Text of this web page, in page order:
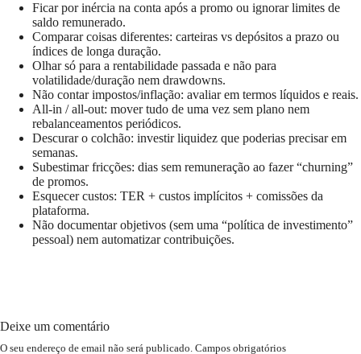
Ficar por inércia na conta após a promo ou ignorar limites de
saldo remunerado.
Comparar coisas diferentes: carteiras vs depósitos a prazo ou
índices de longa duração.
Olhar só para a rentabilidade passada e não para
volatilidade/duração nem drawdowns.
Não contar impostos/inflação: avaliar em termos líquidos e reais.
All-in / all-out: mover tudo de uma vez sem plano nem
rebalanceamentos periódicos.
Descurar o colchão: investir liquidez que poderias precisar em
semanas.
Subestimar fricções: dias sem remuneração ao fazer “churning”
de promos.
Esquecer custos: TER + custos implícitos + comissões da
plataforma.
Não documentar objetivos (sem uma “política de investimento”
pessoal) nem automatizar contribuições.
Deixe um comentário
O seu endereço de email não será publicado. Campos obrigatórios